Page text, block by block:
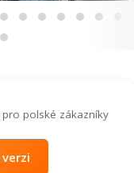
polské zákazníky